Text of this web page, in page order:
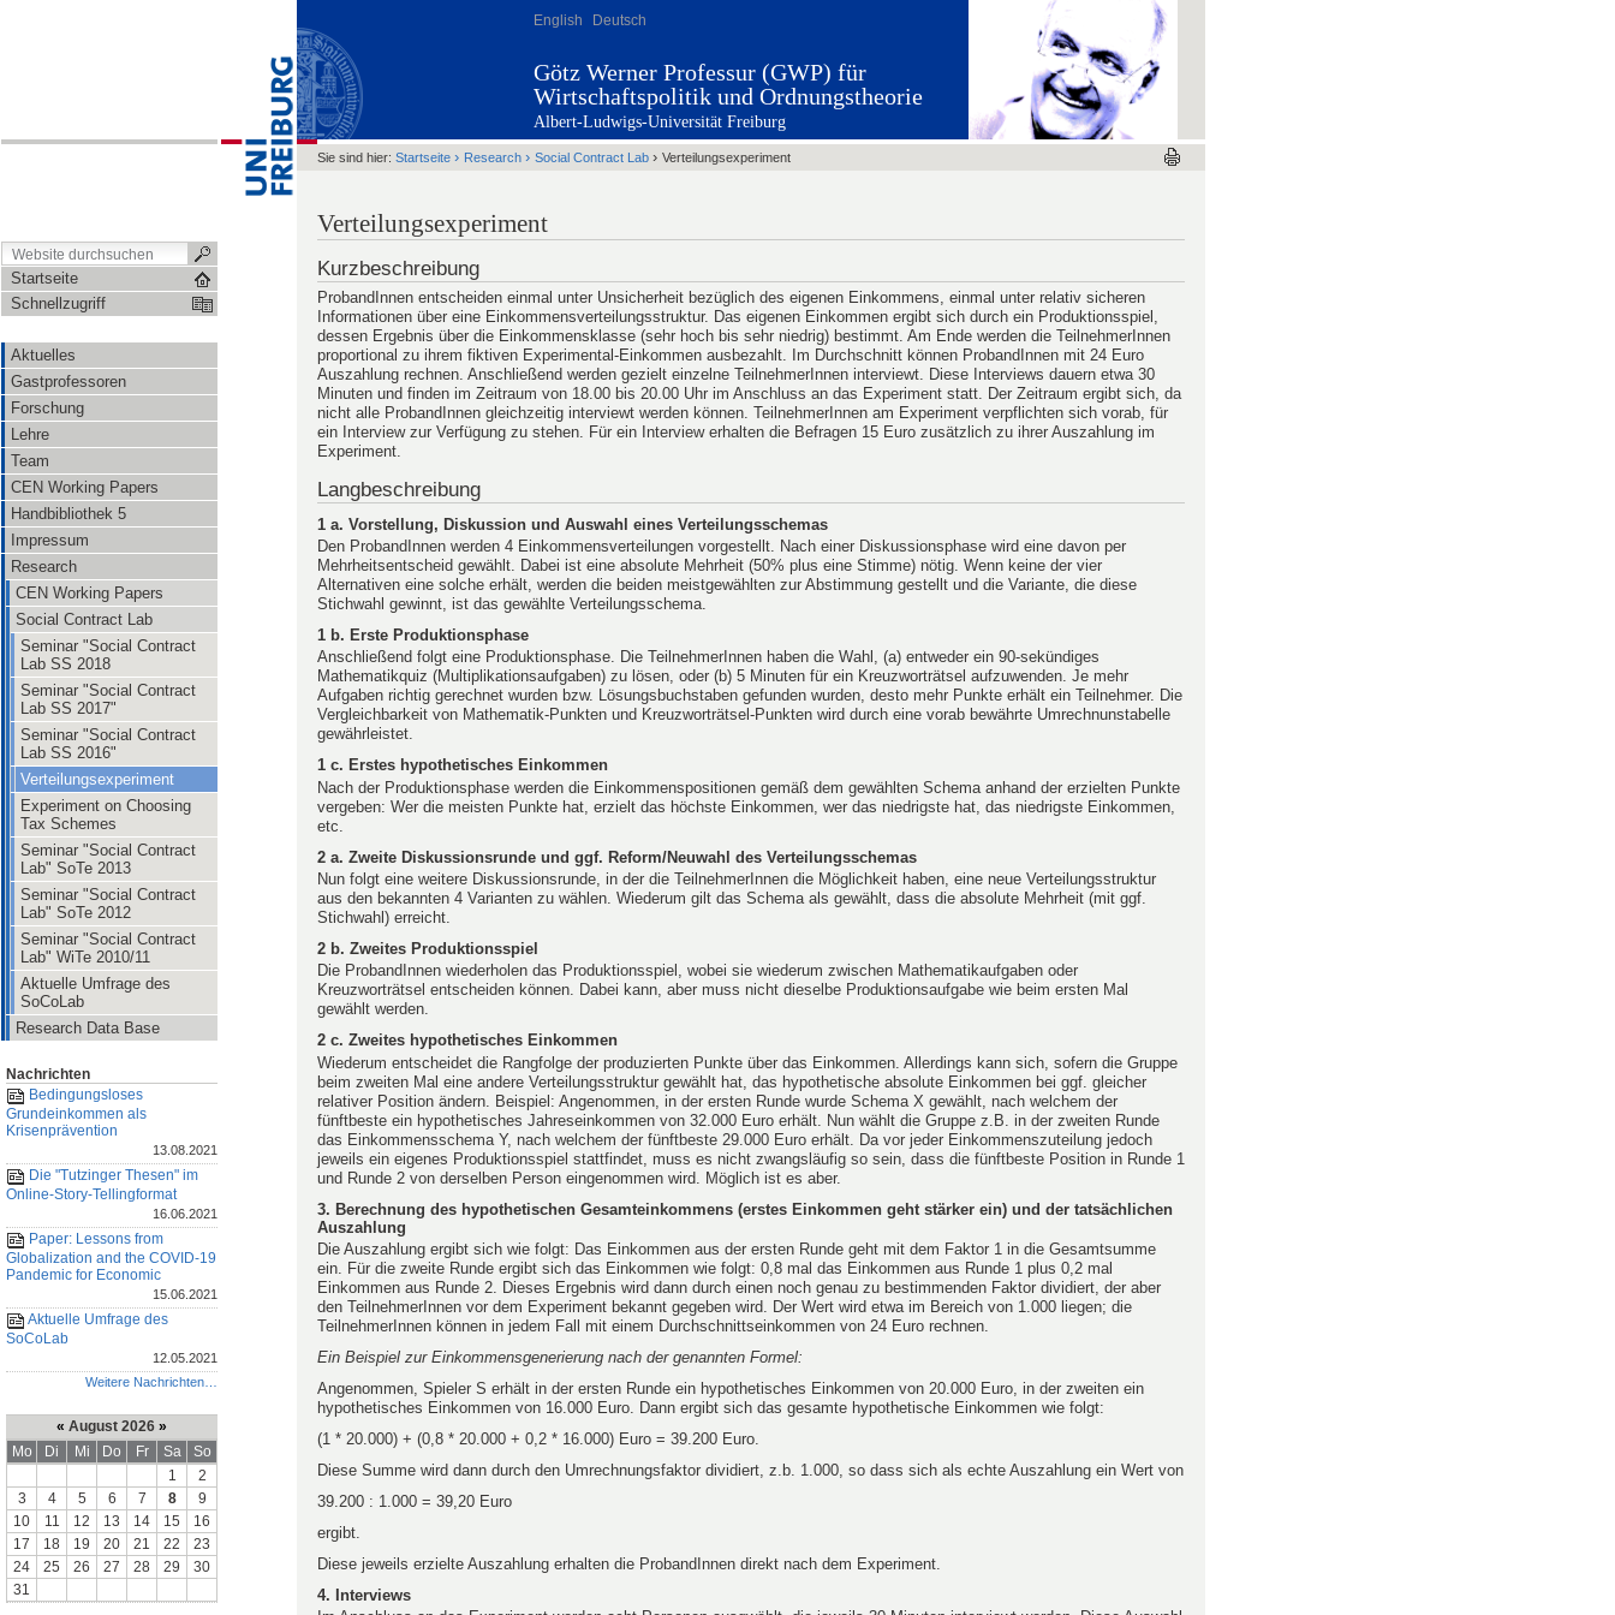
Startseite
Schnellzugriff
Aktuelles
Gastprofessoren
Forschung
Lehre
Team
CEN Working Papers
Handbibliothek 5
Impressum
Research
CEN Working Papers
Social Contract Lab
Seminar "Social Contract
Lab SS 2018
Seminar "Social Contract
Lab SS 2017"
Seminar "Social Contract
Lab SS 2016"
Verteilungsexperiment
Experiment on Choosing
Tax Schemes
Seminar "Social Contract
Lab" SoTe 2013
Seminar "Social Contract
Lab" SoTe 2012
Seminar "Social Contract
Lab" WiTe 2010/11
Aktuelle Umfrage des
SoCoLab
Research Data Base
Nachrichten
Bedingungsloses
Grundeinkommen als
Krisenprävention
13.08.2021
Die "Tutzinger Thesen" im
Online-Story-Tellingformat
16.06.2021
Paper: Lessons from
Globalization and the COVID-19
Pandemic for Economic
15.06.2021
Aktuelle Umfrage des
SoCoLab
12.05.2021
Weitere Nachrichten…
« August 2026 »
Mo
Di Mi Do Fr Sa
So
1
2
3
4 5 6 7 8
9
10
11 12 13 14 15
16
17
18 19 20 21 22
23
24
25 26 27 28 29
30
31
English Deutsch
Götz Werner Professur (GWP) für
Wirtschaftspolitik und Ordnungstheorie
Albert-Ludwigs-Universität Freiburg
Sie sind hier: Startseite › Research › Social Contract Lab › Verteilungsexperiment
Verteilungsexperiment
Kurzbeschreibung
ProbandInnen entscheiden einmal unter Unsicherheit bezüglich des eigenen Einkommens, einmal unter relativ sicheren
Informationen über eine Einkommensverteilungsstruktur. Das eigenen Einkommen ergibt sich durch ein Produktionsspiel,
dessen Ergebnis über die Einkommensklasse (sehr hoch bis sehr niedrig) bestimmt. Am Ende werden die TeilnehmerInnen
proportional zu ihrem fiktiven Experimental-Einkommen ausbezahlt. Im Durchschnitt können ProbandInnen mit 24 Euro
Auszahlung rechnen. Anschließend werden gezielt einzelne TeilnehmerInnen interviewt. Diese Interviews dauern etwa 30
Minuten und finden im Zeitraum von 18.00 bis 20.00 Uhr im Anschluss an das Experiment statt. Der Zeitraum ergibt sich, da
nicht alle ProbandInnen gleichzeitig interviewt werden können. TeilnehmerInnen am Experiment verpflichten sich vorab, für
ein Interview zur Verfügung zu stehen. Für ein Interview erhalten die Befragen 15 Euro zusätzlich zu ihrer Auszahlung im
Experiment.
Langbeschreibung
1 a. Vorstellung, Diskussion und Auswahl eines Verteilungsschemas
Den ProbandInnen werden 4 Einkommensverteilungen vorgestellt. Nach einer Diskussionsphase wird eine davon per
Mehrheitsentscheid gewählt. Dabei ist eine absolute Mehrheit (50% plus eine Stimme) nötig. Wenn keine der vier
Alternativen eine solche erhält, werden die beiden meistgewählten zur Abstimmung gestellt und die Variante, die diese
Stichwahl gewinnt, ist das gewählte Verteilungsschema.
1 b. Erste Produktionsphase
Anschließend folgt eine Produktionsphase. Die TeilnehmerInnen haben die Wahl, (a) entweder ein 90-sekündiges
Mathematikquiz (Multiplikationsaufgaben) zu lösen, oder (b) 5 Minuten für ein Kreuzworträtsel aufzuwenden. Je mehr
Aufgaben richtig gerechnet wurden bzw. Lösungsbuchstaben gefunden wurden, desto mehr Punkte erhält ein Teilnehmer. Die
Vergleichbarkeit von Mathematik-Punkten und Kreuzworträtsel-Punkten wird durch eine vorab bewährte Umrechnunstabelle
gewährleistet.
1 c. Erstes hypothetisches Einkommen
Nach der Produktionsphase werden die Einkommenspositionen gemäß dem gewählten Schema anhand der erzielten Punkte
vergeben: Wer die meisten Punkte hat, erzielt das höchste Einkommen, wer das niedrigste hat, das niedrigste Einkommen,
etc.
2 a. Zweite Diskussionsrunde und ggf. Reform/Neuwahl des Verteilungsschemas
Nun folgt eine weitere Diskussionsrunde, in der die TeilnehmerInnen die Möglichkeit haben, eine neue Verteilungsstruktur
aus den bekannten 4 Varianten zu wählen. Wiederum gilt das Schema als gewählt, dass die absolute Mehrheit (mit ggf.
Stichwahl) erreicht.
2 b. Zweites Produktionsspiel
Die ProbandInnen wiederholen das Produktionsspiel, wobei sie wiederum zwischen Mathematikaufgaben oder
Kreuzworträtsel entscheiden können. Dabei kann, aber muss nicht dieselbe Produktionsaufgabe wie beim ersten Mal
gewählt werden.
2 c. Zweites hypothetisches Einkommen
Wiederum entscheidet die Rangfolge der produzierten Punkte über das Einkommen. Allerdings kann sich, sofern die Gruppe
beim zweiten Mal eine andere Verteilungsstruktur gewählt hat, das hypothetische absolute Einkommen bei ggf. gleicher
relativer Position ändern. Beispiel: Angenommen, in der ersten Runde wurde Schema X gewählt, nach welchem der
fünftbeste ein hypothetisches Jahreseinkommen von 32.000 Euro erhält. Nun wählt die Gruppe z.B. in der zweiten Runde
das Einkommensschema Y, nach welchem der fünftbeste 29.000 Euro erhält. Da vor jeder Einkommenszuteilung jedoch
jeweils ein eigenes Produktionsspiel stattfindet, muss es nicht zwangsläufig so sein, dass die fünftbeste Position in Runde 1
und Runde 2 von derselben Person eingenommen wird. Möglich ist es aber.
3. Berechnung des hypothetischen Gesamteinkommens (erstes Einkommen geht stärker ein) und der tatsächlichen
Auszahlung
Die Auszahlung ergibt sich wie folgt: Das Einkommen aus der ersten Runde geht mit dem Faktor 1 in die Gesamtsumme
ein. Für die zweite Runde ergibt sich das Einkommen wie folgt: 0,8 mal das Einkommen aus Runde 1 plus 0,2 mal
Einkommen aus Runde 2. Dieses Ergebnis wird dann durch einen noch genau zu bestimmenden Faktor dividiert, der aber
den TeilnehmerInnen vor dem Experiment bekannt gegeben wird. Der Wert wird etwa im Bereich von 1.000 liegen; die
TeilnehmerInnen können in jedem Fall mit einem Durchschnittseinkommen von 24 Euro rechnen.
Ein Beispiel zur Einkommensgenerierung nach der genannten Formel:
Angenommen, Spieler S erhält in der ersten Runde ein hypothetisches Einkommen von 20.000 Euro, in der zweiten ein
hypothetisches Einkommen von 16.000 Euro. Dann ergibt sich das gesamte hypothetische Einkommen wie folgt:
(1 * 20.000) + (0,8 * 20.000 + 0,2 * 16.000) Euro = 39.200 Euro.
Diese Summe wird dann durch den Umrechnungsfaktor dividiert, z.b. 1.000, so dass sich als echte Auszahlung ein Wert von
39.200 : 1.000 = 39,20 Euro
ergibt.
Diese jeweils erzielte Auszahlung erhalten die ProbandInnen direkt nach dem Experiment.
4. Interviews